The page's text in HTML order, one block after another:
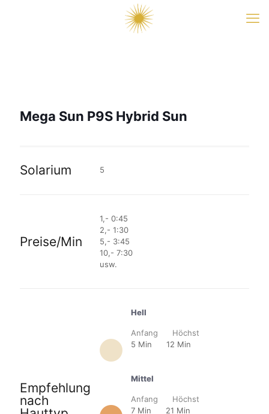
Mega Sun P9S Hybrid Sun
Solarium 5
Preise/Min
1,- 0:45
2,- 1:30
5,- 3:45
10,- 7:30
usw.
Empfehlung
nach
Hell
Anfang Höchst
5 Min 12 Min
Mittel
Anfang Höchst
7 Min 21 Min